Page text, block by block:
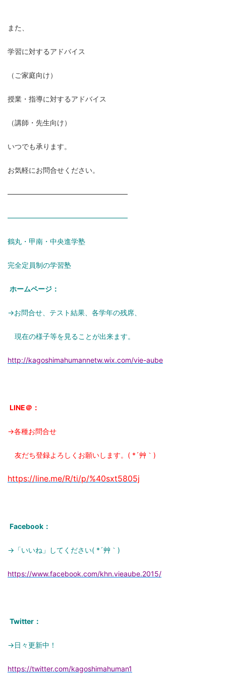
また、
学習に対するアドバイス
（ご家庭向け）
授業・指導に対するアドバイス
（講師・先生向け）
いつでも承ります。
お気軽にお問合せください。
―――――――――――――――――
―――――――――――――――――
鶴丸・甲南・中央進学塾
完全定員制の学習塾
ホームページ：
→お問合せ、テスト結果、各学年の残席、
現在の様子等を見ることが出来ます。
http://kagoshimahumannetw.wix.com/vie-aube
LINE＠：
→各種お問合せ
友だち登録よろしくお願いします。( *´艸｀)
https://line.me/R/ti/p/%40sxt5805j
Facebook：
→「いいね」してください( *´艸｀)
https://www.facebook.com/khn.vieaube.2015/
Twitter：
→日々更新中！
https://twitter.com/kagoshimahuman1